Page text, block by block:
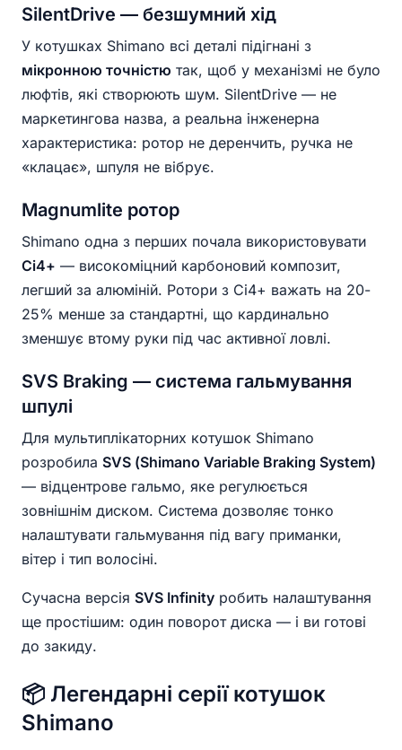
SilentDrive — безшумний хід
У котушках Shimano всі деталі підігнані з
мікронною точністю так, щоб у механізмі не було
люфтів, які створюють шум. SilentDrive — не
маркетингова назва, а реальна інженерна
характеристика: ротор не деренчить, ручка не
«клацає», шпуля не вібрує.
Magnumlite ротор
Shimano одна з перших почала використовувати
Ci4+ — високоміцний карбоновий композит,
легший за алюміній. Ротори з Ci4+ важать на 20-
25% менше за стандартні, що кардинально
зменшує втому руки під час активної ловлі.
SVS Braking — система гальмування
шпулі
Для мультиплікаторних котушок Shimano
розробила SVS (Shimano Variable Braking System)
— відцентрове гальмо, яке регулюється
зовнішнім диском. Система дозволяє тонко
налаштувати гальмування під вагу приманки,
вітер і тип волосіні.
Сучасна версія SVS Infinity робить налаштування
ще простішим: один поворот диска — і ви готові
до закиду.
📦 Легендарні серії котушок
Shimano